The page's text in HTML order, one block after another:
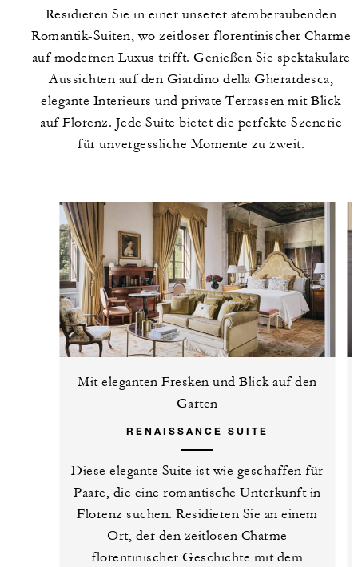
Residieren Sie in einer unserer atemberaubenden
Romantik-Suiten, wo zeitloser florentinischer Charme
auf modernen Luxus trifft. Genießen Sie spektakuläre
Aussichten auf den Giardino della Gherardesca,
elegante Interieurs und private Terrassen mit Blick
auf Florenz. Jede Suite bietet die perfekte Szenerie
für unvergessliche Momente zu zweit.
Mit eleganten Fresken und Blick auf den
Garten
RENAISSANCE SUITE
Diese elegante Suite ist wie geschaffen für
Paare, die eine romantische Unterkunft in
Florenz suchen. Residieren Sie an einem
Ort, der den zeitlosen Charme
florentinischer Geschichte mit dem